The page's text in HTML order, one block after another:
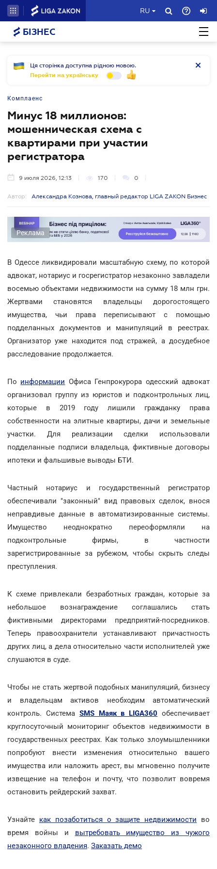
RU
БІЗНЕС
Ця сторінка доступна рідною мовою.
Перейти на українську
Комплаенс
Минус 18 миллионов:
мошенническая схема с
квартирами при участии
регистратора
9 июля 2026, 12:13 170 0
Автор: Александра Кознова, главный редактор LIGA ZAKON Бизнес
Реклама
В Одессе ликвидировали масштабную схему, по которой
адвокат, нотариус и госрегистратор незаконно завладели
восемью объектами недвижимости на сумму 18 млн грн.
Жертвами становятся владельцы дорогостоящего
имущества, чьи права переписывают с помощью
подделанных документов и манипуляций в реестрах.
Организатор уже находится под стражей, а досудебное
расследование продолжается.
По информации Офиса Генпрокурора одесский адвокат
организовал группу из юристов и подконтрольных лиц,
которые в 2019 году лишили гражданку права
собственности на элитные квартиры, дачи и земельные
участки. Для реализации сделки использовали
подделанные подписи владельца, фиктивные договоры
ипотеки и фальшивые выводы БТИ.
Частный нотариус и государственный регистратор
обеспечивали "законный" вид правовых сделок, внося
неправдивые данные в автоматизированные системы.
Имущество неоднократно переоформляли на
подконтрольные фирмы, в частности
зарегистрированные за рубежом, чтобы скрыть следы
преступления.
К схеме привлекали безработных граждан, которые за
небольшое вознаграждение соглашались стать
фиктивными директорами предприятий-посредников.
Теперь правоохранители устанавливают причастность
других лиц, а дела относительно части исполнителей уже
слушаются в суде.
Чтобы не стать жертвой подобных манипуляций, бизнесу
и владельцам активов необходим автоматический
контроль. Система SMS Маяк в LIGA360 обеспечивает
круглосуточный мониторинг объектов недвижимости в
государственных реестрах. Как только злоумышленники
попробуют внести изменения относительно вашего
имущества или наложить арест, вы мгновенно получите
извещение на телефон и почту, что позволит вовремя
остановить рейдерский захват.
Узнайте как позаботиться о защите недвижимости во
время войны и вытребовать имущество из чужого
незаконного владения. Заказать демо